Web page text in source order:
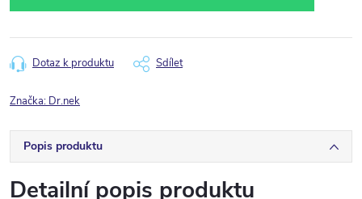
Dotaz k produktu Sdílet
Značka: Dr.nek
Popis produktu
Detailní popis produktu